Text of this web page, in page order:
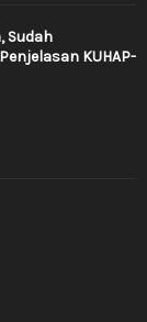
Sudah
KUHAP-